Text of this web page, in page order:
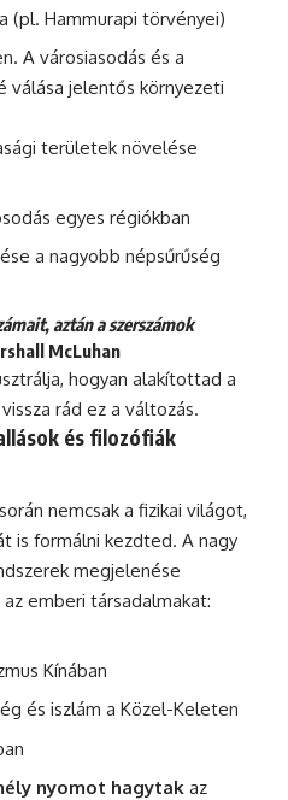
(pl. Hammurapi törvényei)
A városiasodás és a
válása jelentős környezeti
területek növelése
egyes régiókban
a nagyobb népsűrűség
aztán a szerszámok
McLuhan
hogyan alakítottad a
rád ez a változás.
és filozófiák
nemcsak a fizikai világot,
is formálni kezdted. A nagy
megjelenése
emberi társadalmakat:
Kínában
és iszlám a Közel-Keleten
nyomot hagytak az